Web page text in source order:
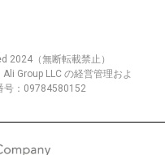
2024（無断転載禁止）
Group LLC の経営管理およ
号：09784580152